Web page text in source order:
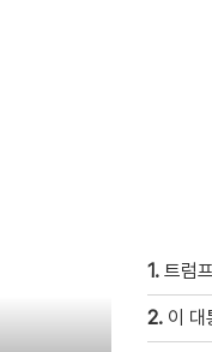
1. 트럼
2. 이 대